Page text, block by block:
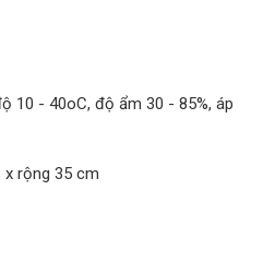
10 - 40oC, độ ẩm 30 - 85%, áp
x rộng 35 cm